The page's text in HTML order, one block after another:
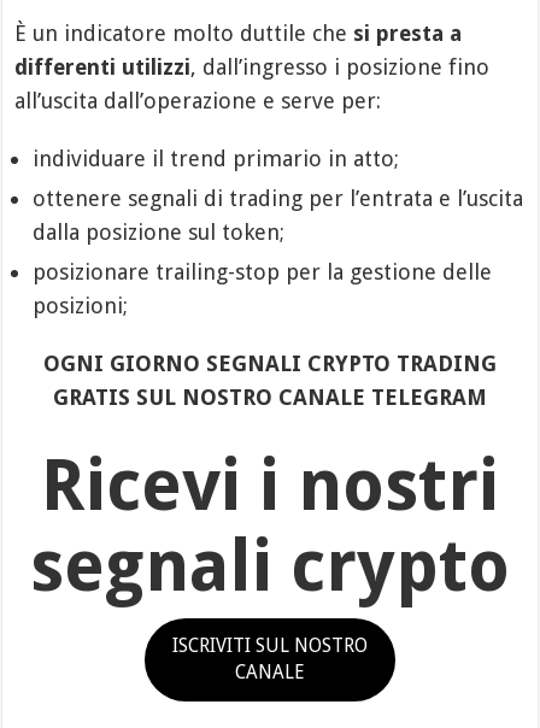
È un indicatore molto duttile che si presta a
differenti utilizzi, dall’ingresso i posizione fino
all’uscita dall’operazione e serve per:
individuare il trend primario in atto;
ottenere segnali di trading per l’entrata e l’uscita
dalla posizione sul token;
posizionare trailing-stop per la gestione delle
posizioni;
OGNI GIORNO SEGNALI CRYPTO TRADING
GRATIS SUL NOSTRO CANALE TELEGRAM
Ricevi i nostri
segnali crypto
ISCRIVITI SUL NOSTRO
CANALE